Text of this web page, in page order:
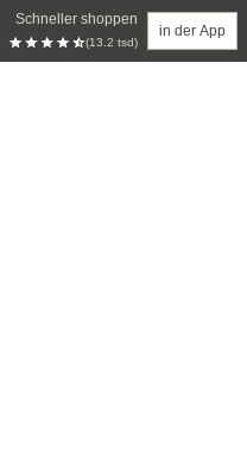
Schneller shoppen
(13.2 tsd)
in der App